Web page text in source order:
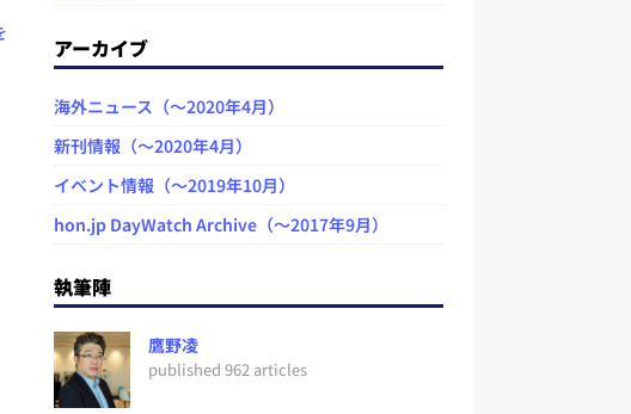
アーカイブ
海外ニュース（～2020年4月）
新刊情報（～2020年4月）
イベント情報（～2019年10月）
hon.jp DayWatch Archive（～2017年9月）
執筆陣
鷹野凌
published 962 articles